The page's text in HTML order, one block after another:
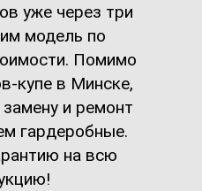
уже через три
модель по
Помимо
купе в Минске,
и ремонт
гардеробные.
на всю